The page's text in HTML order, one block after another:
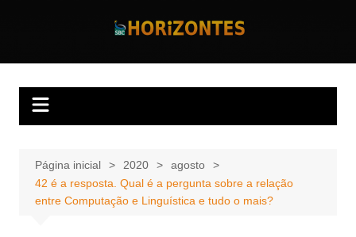
Horizontes
Página inicial 2020
agosto
42 é a resposta. Qual é a pergunta sobre a relação
entre Computação e Linguística e tudo o mais?